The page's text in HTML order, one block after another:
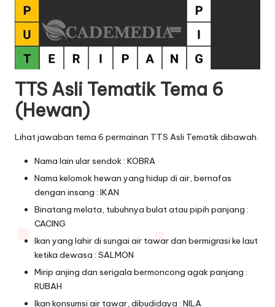
TTS Asli Tematik Tema 6
(Hewan)
Lihat jawaban tema 6 permainan TTS Asli Tematik dibawah.
Nama lain ular sendok : KOBRA
Nama kelomok hewan yang hidup di air, bernafas
dengan insang : IKAN
Binatang melata, tubuhnya bulat atau pipih panjang :
CACING
Ikan yang lahir di sungai air tawar dan bermigrasi ke laut
ketika dewasa : SALMON
Mirip anjing dan serigala bermoncong agak panjang :
RUBAH
Ikan konsumsi air tawar, dibudidaya : NILA